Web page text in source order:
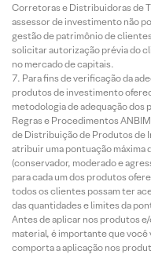
Corretoras e Distribuidoras de
assessor de investimento não
gestão de patrimônio de
solicitar autorização prévia do
no mercado de capitais.
Para fins de verificação da
produtos de investimento
metodologia de adequação
Regras e Procedimentos
de Distribuição de Produtos de
atribuir uma pontuação máxima
(conservador, moderado e
para cada um dos produtos
todos os clientes possam ter
das quantidades e limites da
Antes de aplicar nos produtos
material, é importante que você
comporta a aplicação nos